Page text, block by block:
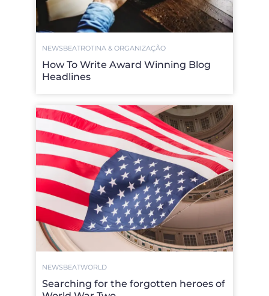
NEWSBEATROTINA & ORGANIZAÇÃO
How To Write Award Winning Blog
Headlines
NEWSBEATWORLD
Searching for the forgotten heroes of